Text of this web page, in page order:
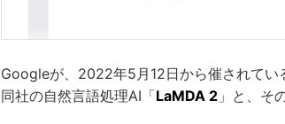
Googleが、2022年5月12日から催されてい
同社の自然言語処理AI「LaMDA 2 」と、そ